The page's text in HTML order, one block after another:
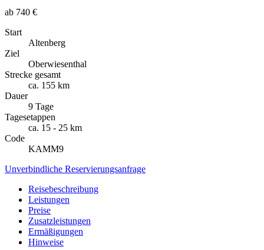
ab 740 €
Start
Altenberg
Ziel
Oberwiesenthal
Strecke gesamt
ca. 155 km
Dauer
9 Tage
Tagesetappen
ca. 15 - 25 km
Code
KAMM9
Unverbindliche Reservierungsanfrage
Reisebeschreibung
Leistungen
Preise
Zusatzleistungen
Ermäßigungen
Hinweise